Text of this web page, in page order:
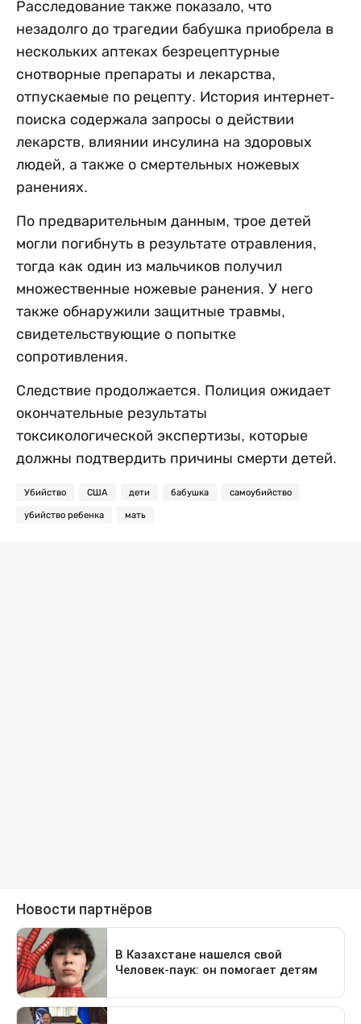
Расследование также показало, что
незадолго до трагедии бабушка приобрела в
нескольких аптеках безрецептурные
снотворные препараты и лекарства,
отпускаемые по рецепту. История интернет-
поиска содержала запросы о действии
лекарств, влиянии инсулина на здоровых
людей, а также о смертельных ножевых
ранениях.
По предварительным данным, трое детей
могли погибнуть в результате отравления,
тогда как один из мальчиков получил
множественные ножевые ранения. У него
также обнаружили защитные травмы,
свидетельствующие о попытке
сопротивления.
Следствие продолжается. Полиция ожидает
окончательные результаты
токсикологической экспертизы, которые
должны подтвердить причины смерти детей.
Убийство США дети бабушка самоубийство
убийство ребенка мать